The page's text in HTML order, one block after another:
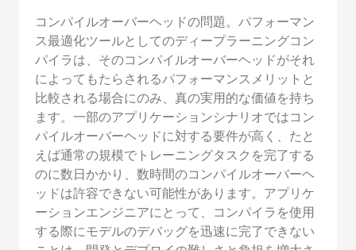
コンパイルオーバーヘッドの問題。パフォーマン
ス最適化ツールとしてのディープラーニングコン
パイラは、そのコンパイルオーバーヘッドがそれ
によってもたらされるパフォーマンスメリットと
比較される場合にのみ、真の実用的な価値を持ち
ます。一部のアプリケーションシナリオではコン
パイルオーバーヘッドに対する要件が高く、たと
えば通常の規模でトレーニングタスクを完了する
のに数日かかり、数時間のコンパイルオーバーヘ
ッドは許容できない可能性があります。アプリケ
ーションエンジニアにとって、コンパイラを使用
する際にモデルのデバッグを迅速に完了できない